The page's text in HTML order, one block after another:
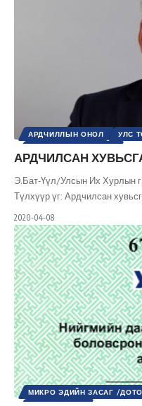
АРДЧИЛЛЫН ОНОЛ УЛС
АРДЧИЛСАН
Э.Бат-Үүл/Улсын Их Хурлын
Түлхүүр үг: Ардчилсан
2020-04-08
МИКРО ЭДИЙН ЗАСАГ /